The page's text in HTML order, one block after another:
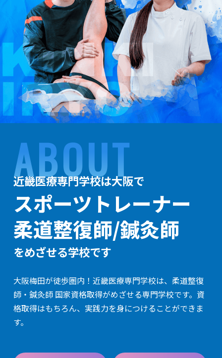
ABOUT
近畿医療専門学校は大阪で
スポーツトレーナー
柔道整復師/鍼灸師
をめざせる学校です
大阪梅田が徒歩圏内！近畿医療専門学校は、柔道整復
師・鍼灸師 国家資格取得がめざせる専門学校です。資
格取得はもちろん、実践力を身につけることができま
す。